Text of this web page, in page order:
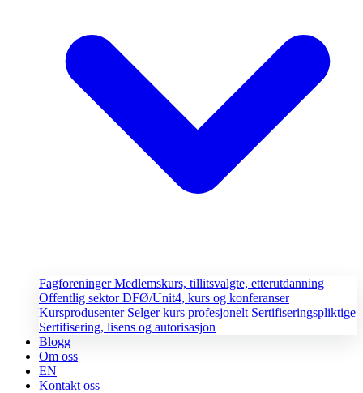
FagforeningerMedlemskurs, tillitsvalgte, etterutdanning
Offentlig sektorDFØ/Unit4, kurs og konferanser
Kursprodusenter Selger kurs profesjonelt Sertifiseringspliktige
Sertifisering, lisens og autorisasjon
Blogg
Om oss
EN
Kontakt oss